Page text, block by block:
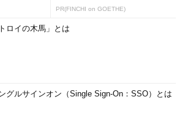
する全てのフォントを表示します（
順だけが異なります。「-s」を指定した場
に表示します。「-a」の場合、並べ替えはし
、画面3では、 headコマンド
を使い、先頭
す。
PR(FINCHI on GOETHE)
トロイの木馬」とは
グルサインオン（Single Sign-On：SSO）とは